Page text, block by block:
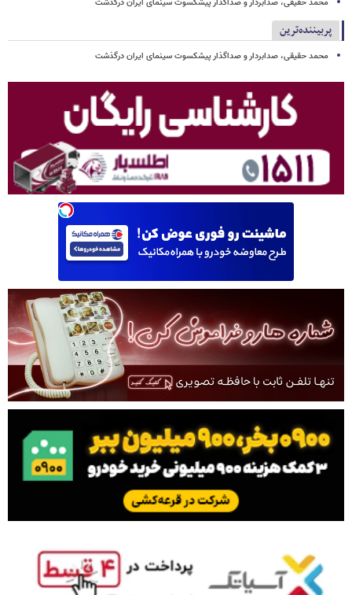
محمد حقیقی، صدابردار و صداگذار پیشکسوت سینمای ایران درگذشت
پربیننده‌ترین
محمد حقیقی، صدابردار و صداگذار پیشکسوت سینمای ایران درگذشت